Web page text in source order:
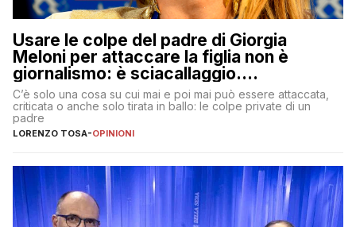
Usare le colpe del padre di Giorgia
Meloni per attaccare la figlia non è
giornalismo: è sciacallaggio.
Dimostriamo di essere diversi
C’è solo una cosa su cui mai e poi mai può essere attaccata,
criticata o anche solo tirata in ballo: le colpe private di un
padre
LORENZO TOSA-OPINIONI